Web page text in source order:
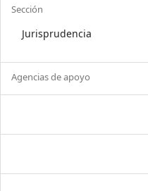
Sección
Jurisprudencia
Agencias de apoyo